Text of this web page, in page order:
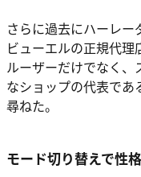
さらに過去にハーレ
ビューエルの正規代
ルーザーだけでなく
なショップの代表であ
尋ねた。
モード切り替えで性